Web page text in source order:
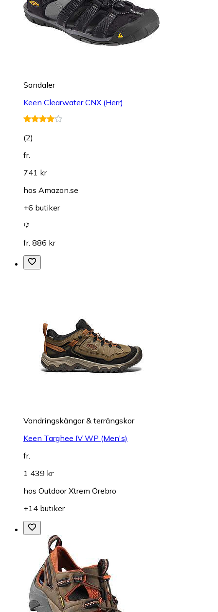
Sandaler
Keen Clearwater CNX (Herr)
(2)
fr.
741 kr
hos Amazon.se
+6 butiker
fr. 886 kr
Vandringskängor & terrängskor
Keen Targhee IV WP (Men's)
fr.
1 439 kr
hos Outdoor Xtrem Örebro
+14 butiker